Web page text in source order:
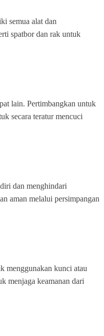
semua alat dan
spatbor dan rak untuk
lain. Pertimbangkan untuk
secara teratur mencuci
dan menghindari
aman melalui persimpangan
menggunakan kunci atau
menjaga keamanan dari